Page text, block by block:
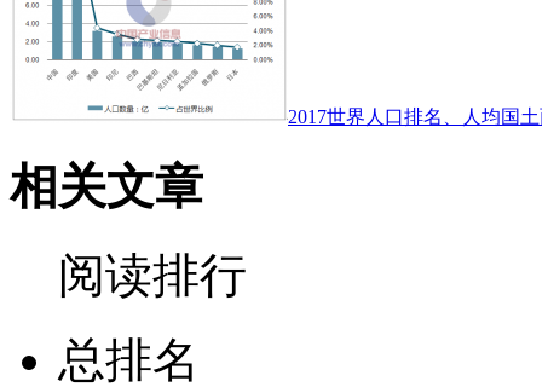
2017世界人口排名、人均国
相关文章
阅读排行
总排名